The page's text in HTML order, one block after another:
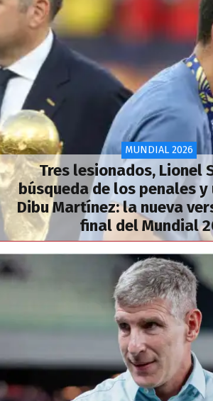
MUNDIAL 2026
Tres lesionados, Lionel
búsqueda de los penales y
Dibu Martínez: la nueva
final del Mundial